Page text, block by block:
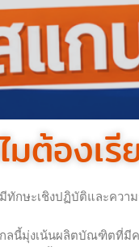
มต้องเ
มีทักษะเชิงปฏิบัติและคว
ลนี้มุ่งเน้นผลิตบัณฑิตที่มี